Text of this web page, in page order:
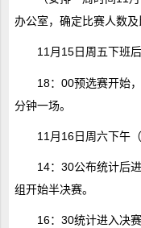
办公室，确定比赛人数及
11月15日周五下班后
18：00预选赛开始
分钟一场。
11月16日周六下午
14：30公布统计后
组开始半决赛。
16：30统计进入决